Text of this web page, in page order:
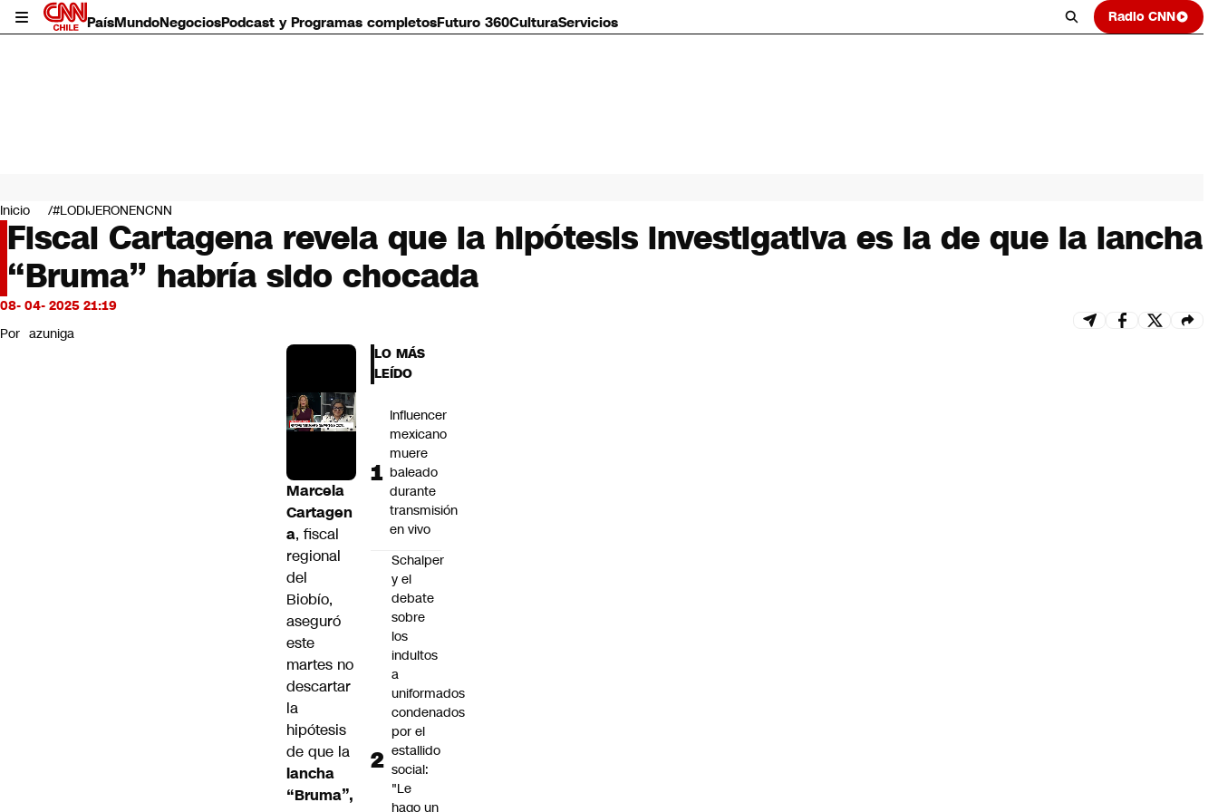
PaísMundoNegociosPodcast y Programas completosFuturo 360CulturaServicios Radio CNN
Mundo
Negocios
Deportes
Programas completos
Cultura
Servicios
CNN Data
Inicio #LODIJERONENCNN
Fiscal Cartagena revela que la hipótesis investigativa es la de que la lancha
“Bruma” habría sido chocada
08- 04- 2025 21:19
Por azuniga
Marcela
Cartagen
a, fiscal
regional
del
Biobío,
aseguró
este
martes no
descartar
la
hipótesis
de que la
lancha
“Bruma”,
LO MÁS
LEÍDO
Influencer
mexicano
muere
baleado
durante
transmisión
en vivo
Schalper
y el
debate
sobre
los
indultos
a
uniformados
condenados
por el
estallido
social:
"Le
hago un